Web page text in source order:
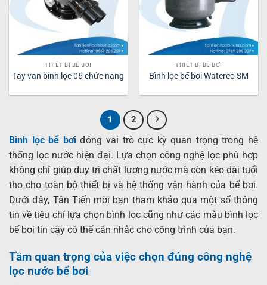
THIẾT BỊ BỂ BƠI
Tay van bình lọc 06 chức năng
THIẾT BỊ BỂ BƠI
Bình lọc bể bơi Waterco SM
1 2
Bình lọc bể bơiđóng vai trò cực kỳ quan trọng trong hệ
thống lọc nước hiện đại. Lựa chọn công nghệ lọc phù hợp
không chỉ giúp duy trì chất lượng nước mà còn kéo dài tuổi
thọ cho toàn bộ thiết bị và hệ thống vận hành của bể bơi.
Dưới đây, Tân Tiến mời bạn tham khảo qua một số thông
tin về tiêu chí lựa chọn bình lọc cũng như các mẫu bình lọc
bể bơi tin cậy có thể cân nhắc cho công trình của bạn.
Tầm quan trọng của việc chọn đúng công nghệ
lọc nước bể bơi